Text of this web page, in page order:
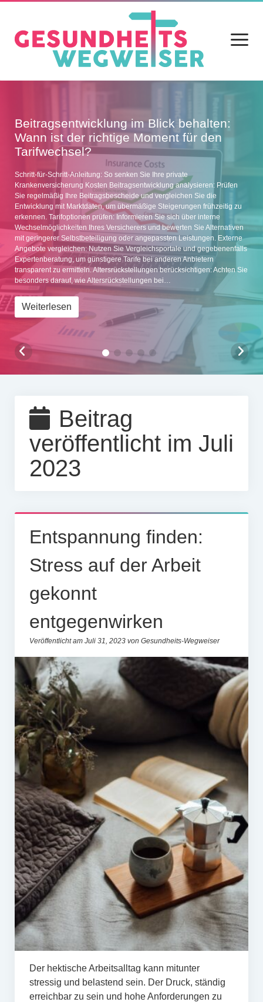
Menü
öffnen
Blog
Gesundheit
Ernährung
Alltag
Sport
Datenschutz
Impressum
Beitragsentwicklung im Blick behalten:
Wann ist der richtige Moment für den
Tarifwechsel?
Schritt-für-Schritt-Anleitung: So senken Sie Ihre private
Krankenversicherung Kosten Beitragsentwicklung analysieren: Prüfen
Sie regelmäßig Ihre Beitragsbescheide und vergleichen Sie die
Entwicklung mit Marktdaten, um übermäßige Steigerungen frühzeitig zu
erkennen. Tarifoptionen prüfen: Informieren Sie sich über interne
Wechselmöglichkeiten Ihres Versicherers und bewerten Sie Alternativen
mit geringerer Selbstbeteiligung oder angepassten Leistungen. Externe
Angebote vergleichen: Nutzen Sie Vergleichsportale und gegebenenfalls
Expertenberatung, um günstigere Tarife bei anderen Anbietern
transparent zu ermitteln. Altersrückstellungen berücksichtigen: Achten Sie
besonders darauf, wie Altersrückstellungen bei…
Weiterlesen
Beitrag
veröffentlicht im Juli
2023
Entspannung finden:
Stress auf der Arbeit
gekonnt
entgegenwirken
Veröffentlicht am Juli 31, 2023 von Gesundheits-Wegweiser
Der hektische Arbeitsalltag kann mitunter
stressig und belastend sein. Der Druck, ständig
erreichbar zu sein und hohe Anforderungen zu